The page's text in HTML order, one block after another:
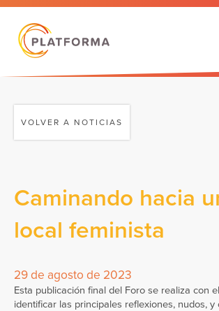
VOLVER A NOTICIAS
Caminando hacia
local feminista
29 de agosto de 2023
Esta publicación final del Foro se realiza con
identificar las principales reflexiones, nudos, y